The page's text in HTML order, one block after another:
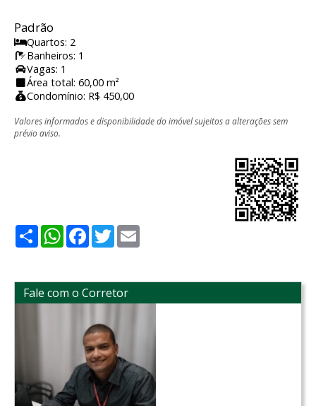
Padrão
Quartos: 2
Banheiros: 1
Vagas: 1
Área total: 60,00 m²
Condomínio: R$ 450,00
Valores informados e disponibilidade do imóvel sujeitos a alterações sem
prévio aviso.
ShareWhatsApp
Facebook
Twitter
Fale com o Corretor